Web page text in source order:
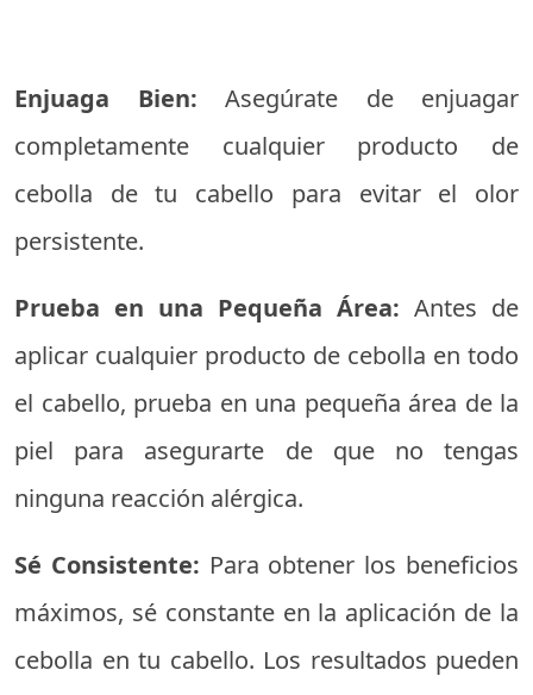
Enjuaga Bien: Asegúrate de enjuagar
completamente cualquier producto de
cebolla de tu cabello para evitar el olor
persistente.
Prueba en una Pequeña Área: Antes de
aplicar cualquier producto de cebolla en todo
el cabello, prueba en una pequeña área de la
piel para asegurarte de que no tengas
ninguna reacción alérgica.
Sé Consistente: Para obtener los beneficios
máximos, sé constante en la aplicación de la
cebolla en tu cabello. Los resultados pueden